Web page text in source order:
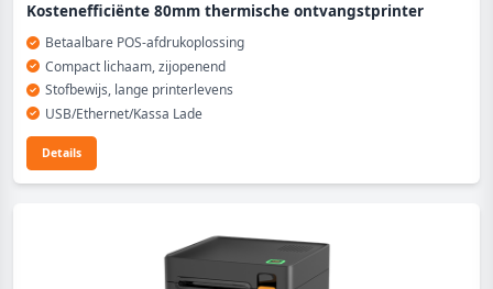
Kostenefficiënte 80mm thermische ontvangstprinter
Betaalbare POS-afdrukoplossing
Compact lichaam, zijopenend
Stofbewijs, lange printerlevens
USB/Ethernet/Kassa Lade
Details